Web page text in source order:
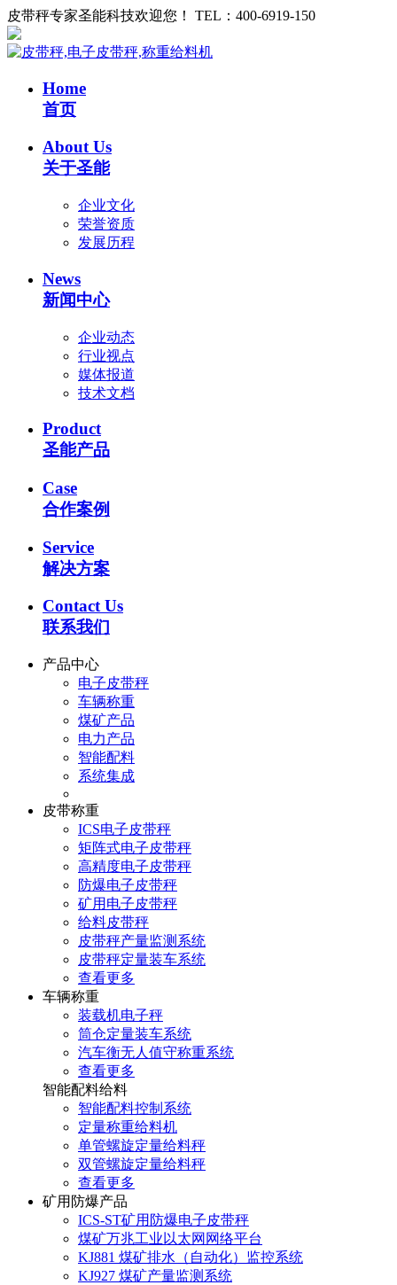
皮带秤专家圣能科技欢迎您！ TEL：400-6919-150
Home
首页
About Us
关于圣能
企业文化
荣誉资质
发展历程
News
新闻中心
企业动态
行业视点
媒体报道
技术文档
Product
圣能产品
Case
合作案例
Service
解决方案
Contact Us
联系我们
产品中心
电子皮带秤
车辆称重
煤矿产品
电力产品
智能配料
系统集成
皮带称重
ICS电子皮带秤
矩阵式电子皮带秤
高精度电子皮带秤
防爆电子皮带秤
矿用电子皮带秤
给料皮带秤
皮带秤产量监测系统
皮带秤定量装车系统
查看更多
车辆称重
装载机电子秤
筒仓定量装车系统
汽车衡无人值守称重系统
查看更多
智能配料给料
智能配料控制系统
定量称重给料机
单管螺旋定量给料秤
双管螺旋定量给料秤
查看更多
矿用防爆产品
ICS-ST矿用防爆电子皮带秤
煤矿万兆工业以太网网络平台
KJ881 煤矿排水（自动化）监控系统
KJ927 煤矿产量监测系统